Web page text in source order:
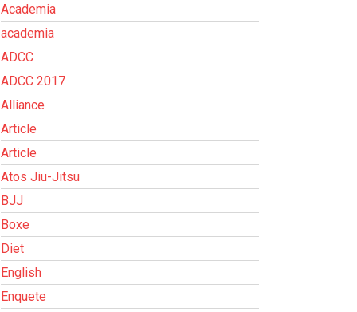
Academia
academia
ADCC
ADCC 2017
Alliance
Article
Article
Atos Jiu-Jitsu
BJJ
Boxe
Diet
English
Enquete